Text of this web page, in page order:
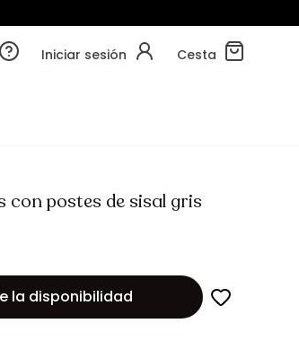
Iniciar sesión Cesta
postes de sisal gris
la disponibilidad